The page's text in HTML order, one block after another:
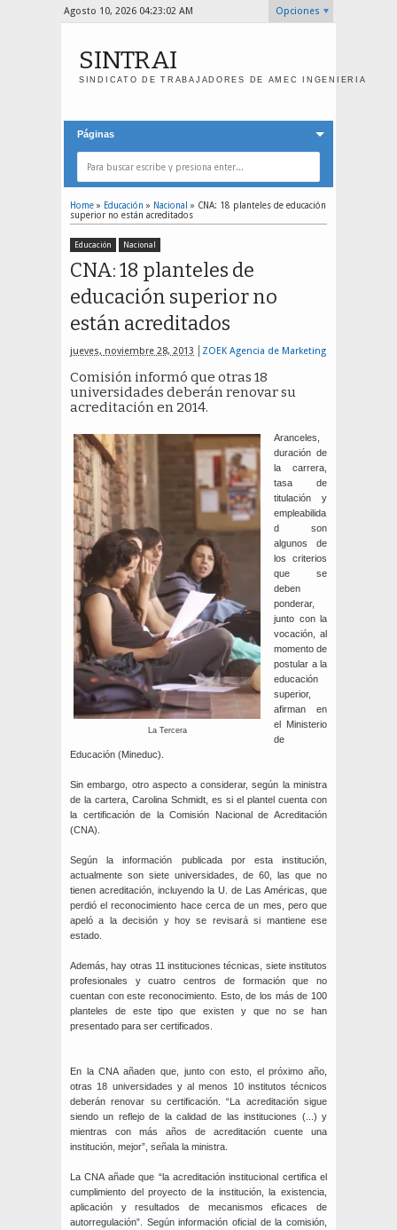
Agosto 10, 2026 04:23:02 AM Opciones
SINTRAI
SINDICATO DE TRABAJADORES DE AMEC INGENIERIA
Páginas
Home » Educación » Nacional » CNA: 18 planteles de educación
superior no están acreditados
Educación Nacional
CNA: 18 planteles de
educación superior no
están acreditados
jueves, noviembre 28, 2013 ZOEK Agencia de Marketing
Comisión informó que otras 18
universidades deberán renovar su
acreditación en 2014.
La Tercera
Aranceles,
duración de
la carrera,
tasa de
titulación y
empleabilida
d son
algunos de
los criterios
que se
deben
ponderar,
junto con la
vocación, al
momento de
postular a la
educación
superior,
afirman en
el Ministerio
de
Educación (Mineduc).
Sin embargo, otro aspecto a considerar, según la ministra
de la cartera, Carolina Schmidt, es si el plantel cuenta con
la certificación de la Comisión Nacional de Acreditación
(CNA).
Según la información publicada por esta institución,
actualmente son siete universidades, de 60, las que no
tienen acreditación, incluyendo la U. de Las Américas, que
perdió el reconocimiento hace cerca de un mes, pero que
apeló a la decisión y hoy se revisará si mantiene ese
estado.
Además, hay otras 11 instituciones técnicas, siete institutos
profesionales y cuatro centros de formación que no
cuentan con este reconocimiento. Esto, de los más de 100
planteles de este tipo que existen y que no se han
presentado para ser certificados.
En la CNA añaden que, junto con esto, el próximo año,
otras 18 universidades y al menos 10 institutos técnicos
deberán renovar su certificación. “La acreditación sigue
siendo un reflejo de la calidad de las instituciones (...) y
mientras con más años de acreditación cuente una
institución, mejor”, señala la ministra.
La CNA añade que “la acreditación institucional certifica el
cumplimiento del proyecto de la institución, la existencia,
aplicación y resultados de mecanismos eficaces de
autorregulación”. Según información oficial de la comisión,